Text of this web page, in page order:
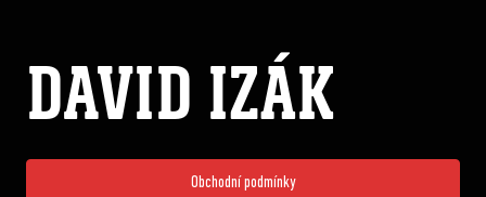
DAVID IZÁK
Obchodní podmínky